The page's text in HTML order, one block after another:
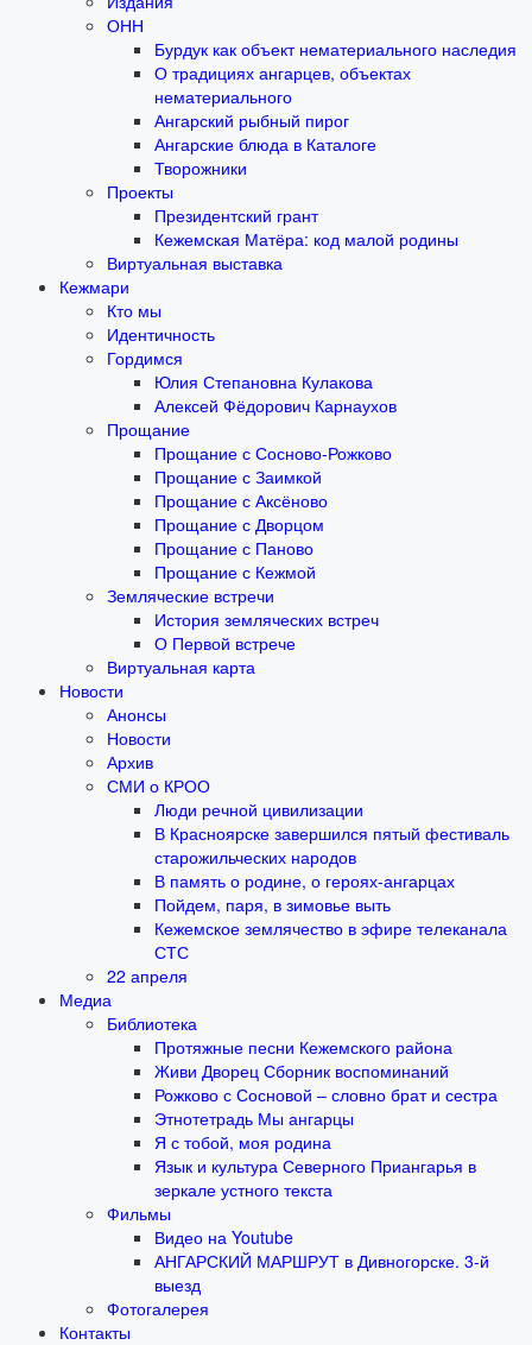
ОНН
Бурдук как объект нематериального наследия
О традициях ангарцев, объектах
нематериального
Ангарский рыбный пирог
Ангарские блюда в Каталоге
Творожники
Проекты
Президентский грант
Кежемская Матёра: код малой родины
Виртуальная выставка
Кежмари
Кто мы
Идентичность
Гордимся
Юлия Степановна Кулакова
Алексей Фёдорович Карнаухов
Прощание
Прощание с Сосново-Рожково
Прощание с Заимкой
Прощание с Аксёново
Прощание с Дворцом
Прощание с Паново
Прощание с Кежмой
Земляческие встречи
История земляческих встреч
О Первой встрече
Виртуальная карта
Новости
Анонсы
Новости
Архив
СМИ о КРОО
Люди речной цивилизации
В Красноярске завершился пятый фестиваль
старожильческих народов
В память о родине, о героях-ангарцах
Пойдем, паря, в зимовье выть
Кежемское землячество в эфире телеканала
СТС
22 апреля
Медиа
Библиотека
Протяжные песни Кежемского района
Живи Дворец Сборник воспоминаний
Рожково с Сосновой – словно брат и сестра
Этнотетрадь Мы ангарцы
Я с тобой, моя родина
Язык и культура Северного Приангарья в
зеркале устного текста
Фильмы
Видео на Youtube
АНГАРСКИЙ МАРШРУТ в Дивногорске. 3-й
выезд
Фотогалерея
Контакты